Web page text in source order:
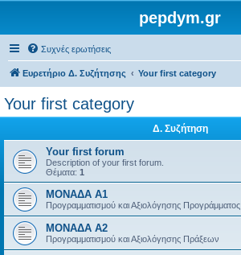
pepdym.gr
Συχνές ερωτήσεις
Ευρετήριο Δ. Συζήτησης Your first category
Your first category
Δ. Συζήτηση
Your first forum
Description of your first forum.
Θέματα: 1
ΜΟΝΑΔΑ Α1
Προγραμματισμού και Αξιολόγησης Προγράμματος
ΜΟΝΑΔΑ Α2
Προγραμματισμού και Αξιολόγησης Πράξεων